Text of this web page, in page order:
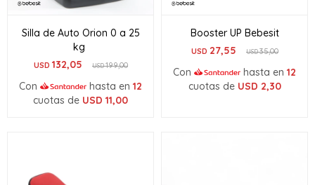
Silla de Auto Orion 0 a 25
kg
USD 132,05 USD199,00
Con hasta en 12
cuotas de USD 11,00
Booster UP Bebesit
USD 27,55 USD35,00
Con hasta en 12
cuotas de USD 2,30